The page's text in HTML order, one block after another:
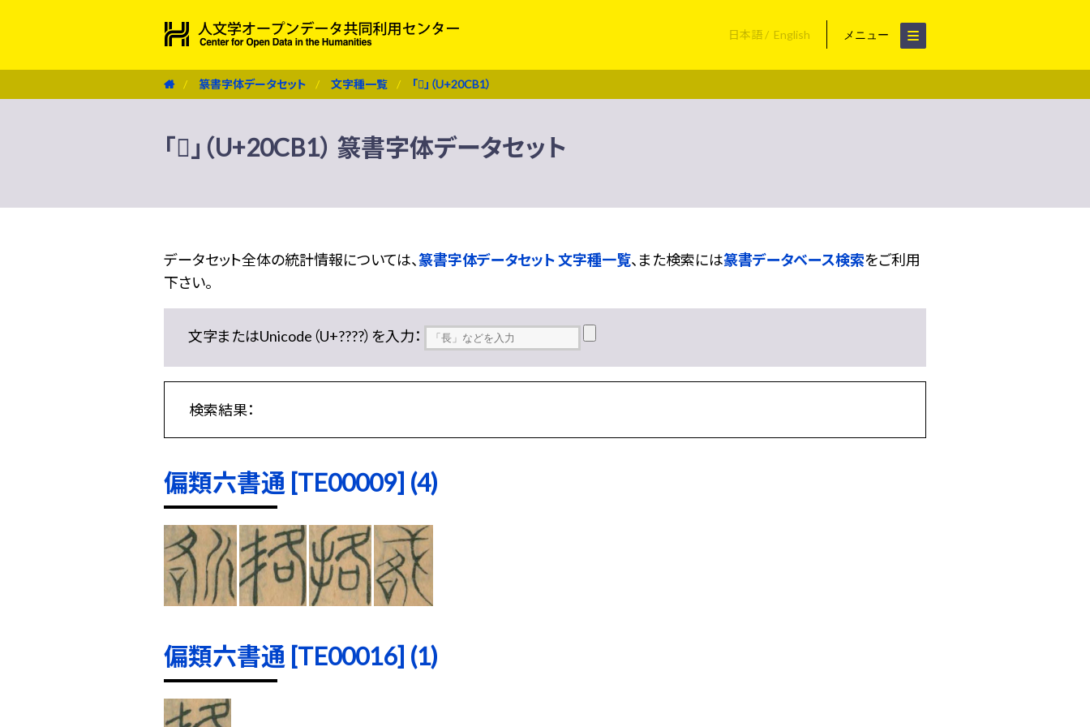
日本語 English メニュー
篆書字体データセット 文字種一覧 「𠲱」（U+20CB1）
「𠲱」（U+20CB1） 篆書字体データセット
データセット全体の統計情報については、篆書字体データセット 文字種一覧、また検索には篆書データベース検索をご利用
下さい。
文字またはUnicode（U+????）を入力：
検索結果：
偏類六書通 [TE00009] (4)
偏類六書通 [TE00016] (1)